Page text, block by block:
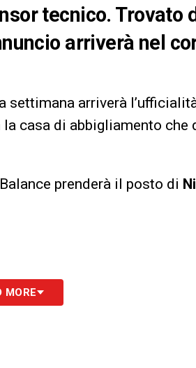
tecnico. Trovato
arriverà nel
settimana arriverà
la casa di abbigliamento che
prenderà il posto di
MORE